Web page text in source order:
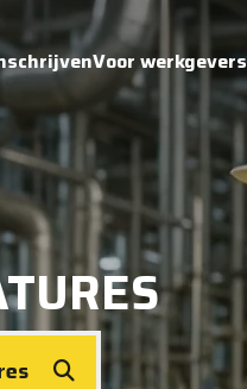
Voor werkgevers